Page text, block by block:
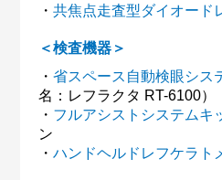
・共焦点走査型ダイオー
＜検査機器＞
・省スペース自動検眼シ
名：レフラクタ RT-6100）
・ フルアシストシステムキ
ン
・ハンドヘルドレフケラ